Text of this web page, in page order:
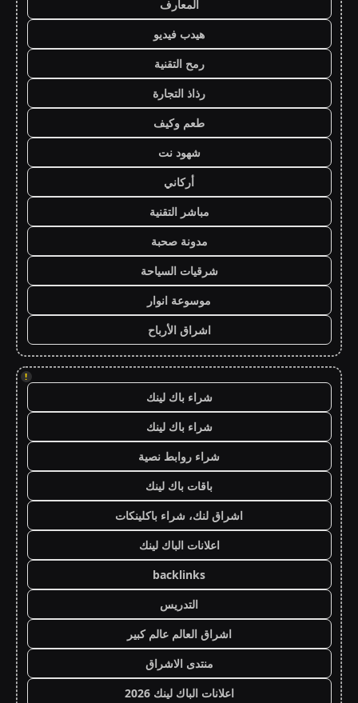
المعارف
هيدب فيديو
رمح التقنية
رذاذ التجارة
طعم وكيف
شهود نت
أركاني
مباشر التقنية
مدونة صحبة
شرقيات السياحة
موسوعة انوار
اشراق الأرباح
!
شراء باك لينك
شراء باك لينك
شراء روابط نصية
باقات باك لينك
اشراق لنك، شراء باكلينكات
اعلانات الباك لينك
backlinks
التدريس
اشراق العالم عالم كبير
منتدى الاشراق
اعلانات الباك لينك 2026